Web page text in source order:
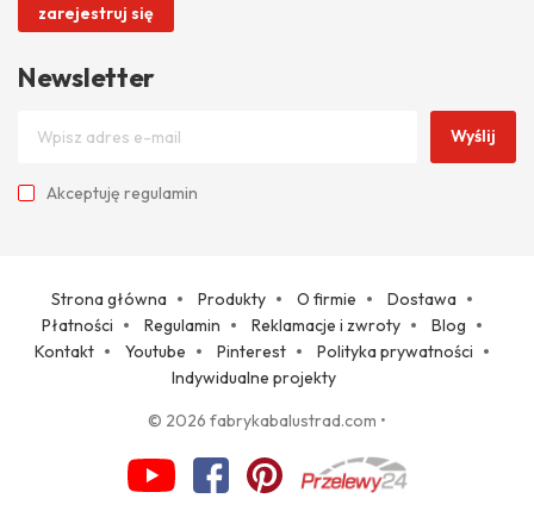
zarejestruj się
Newsletter
Wyślij
Akceptuję regulamin
Strona główna Produkty O firmie
Dostawa
Płatności
Regulamin Reklamacje i zwroty
Blog
Kontakt
Youtube Pinterest
Polityka prywatności
Indywidualne projekty
© 2026 fabrykabalustrad.com •